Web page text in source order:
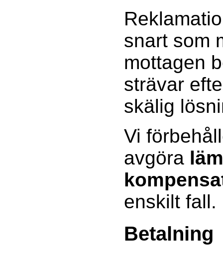
snart som
mottagen
strävar
skälig
Vi
avgöra
enskilt fall.
Betalning